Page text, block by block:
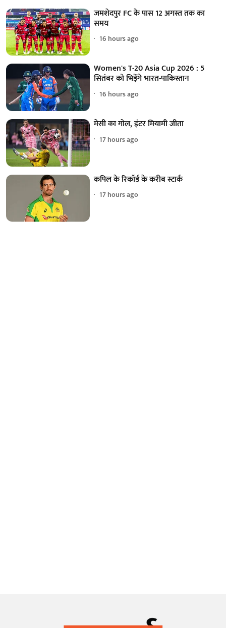
जमशेदपुर FC के पास 12 अगस्त तक का
समय
16 hours ago
Women's T-20 Asia Cup 2026 : 5
सितंबर को भिड़ेंगे भारत-पाकिस्तान
16 hours ago
मेसी का गोल, इंटर मियामी जीता
17 hours ago
कपिल के रिकॉर्ड के करीब स्टार्क
17 hours ago